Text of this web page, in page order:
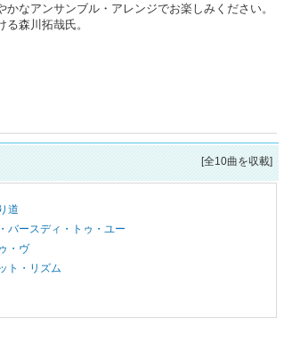
なアンサンブル・アレンジでお楽しみください。
森川拓哉氏。
[全10曲を収載]
道
バースディ・トゥ・ユー
・ヴ
ト・リズム